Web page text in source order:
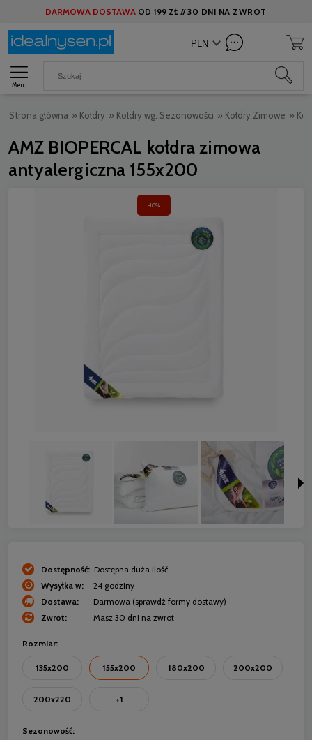
DARMOWA DOSTAWA OD 199 ZŁ //30 DNI NA ZWROT
Menu
Strona główna » Kołdry » Kołdry wg. Sezonowości » Kołdry Zimowe »
AMZ BIOPERCAL kołdra zimowa
antyalergiczna 155x200
-10%
Dostępność: Dostępna duża ilość
Wysyłka w:
24 godziny
Dostawa:
Darmowa (sprawdź formy dostawy)
Zwrot:
Masz 30 dni na zwrot
Rozmiar:
135x200 155x200 180x200 200x200
200x220 +1
Sezonowość: